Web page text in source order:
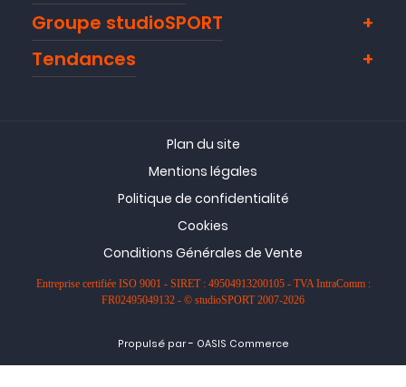
Groupe studioSPORT
Tendances
Plan du site
Mentions légales
Politique de confidentialité
Cookies
Conditions Générales de Vente
Entreprise certifiée ISO 9001 - SIRET : 49504913200105 - TVA IntraComm :
FR02495049132 - © studioSPORT 2007-2026
Propulsé par- OASIS Commerce